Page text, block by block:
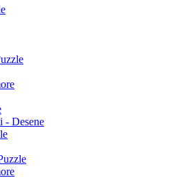
- Desene